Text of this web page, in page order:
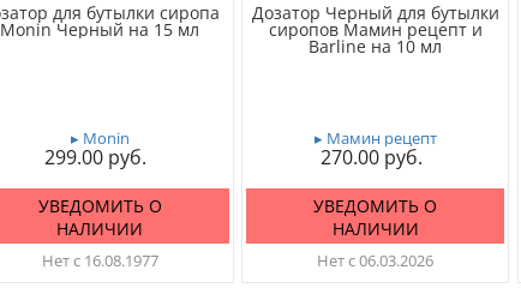
для бутылки сиропа
Monin Черный на 15 мл
▸ Monin
299.00
УВЕДОМИТЬ О
НАЛИЧИИ
Нет с 16.08.1977
Дозатор Черный для бутылки
сиропов Мамин рецепт и
Barline на 10 мл
▸ Мамин рецепт
270.00
УВЕДОМИТЬ О
НАЛИЧИИ
Нет с 06.03.2026